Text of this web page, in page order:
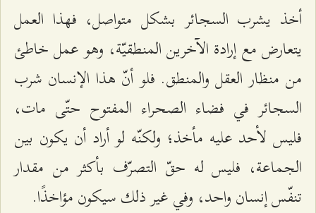
أخذ يشرب السجائر بشکل متواصل، فهذا العمل
يتعارض مع إرادة الآخرين المنطقيّة، وهو عمل خاطئ
من منظار العقل والمنطق. فلو أنّ هذا الإنسان شرب
السجائر في فضاء الصحراء المفتوح حتّى مات،
فليس لأحد عليه مأخذ؛ ولكنّه لو أراد أن يكون بين
الجماعة، فليس له حقّ التصرّف بأكثر من مقدار
تنفّس إنسان واحد، وفي غير ذلك سيكون مؤاخذًا.